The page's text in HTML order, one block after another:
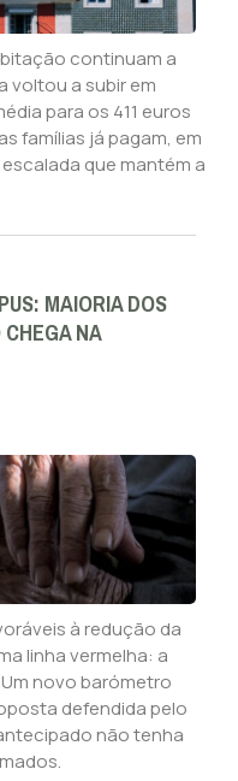
continuam a
voltou a subir em
para os 411 euros
famílias já pagam, em
que mantém a
MAIORIA DOS
NA
à redução da
linha vermelha: a
novo barómetro
defendida pelo
não tenha